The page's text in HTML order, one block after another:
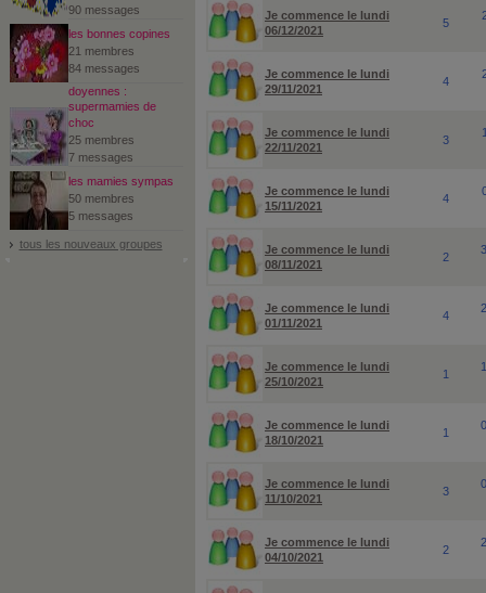
90 messages
les bonnes copines
21 membres
84 messages
doyennes :
supermamies de
choc
25 membres
7 messages
les mamies sympas
50 membres
5 messages
tous les nouveaux groupes
Je commence le lundi
06/12/2021
5
Je commence le lundi
29/11/2021
4
Je commence le lundi
22/11/2021
3
Je commence le lundi
15/11/2021
4
Je commence le lundi
08/11/2021
2
Je commence le lundi
01/11/2021
4
Je commence le lundi
25/10/2021
1
Je commence le lundi
18/10/2021
1
Je commence le lundi
11/10/2021
3
Je commence le lundi
04/10/2021
2